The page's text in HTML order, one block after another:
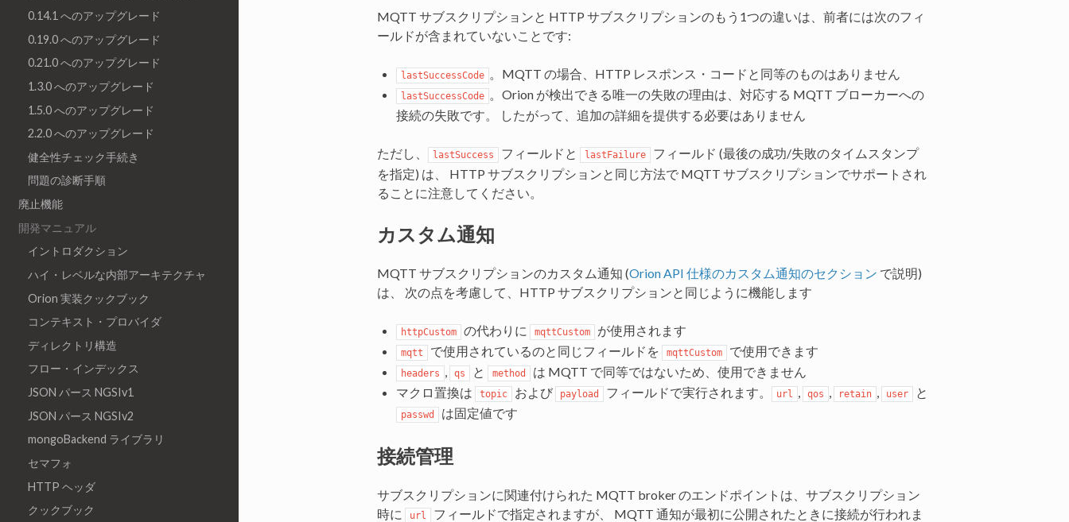
0.14.1 へのアップグレード
0.19.0 へのアップグレード
0.21.0 へのアップグレード
1.3.0 へのアップグレード
1.5.0 へのアップグレード
2.2.0 へのアップグレード
健全性チェック手続き
問題の診断手順
廃止機能
開発マニュアル
イントロダクション
ハイ・レベルな内部アーキテクチャ
Orion 実装クックブック
コンテキスト・プロバイダ
ディレクトリ構造
フロー・インデックス
JSON パース NGSIv1
JSON パース NGSIv2
mongoBackend ライブラリ
セマフォ
HTTP ヘッダ
クックブック
MQTT サブスクリプションと HTTP サブスクリプションのもう1つの違いは、前者には次のフィ
ールドが含まれていないことです:
lastSuccessCode 。MQTT の場合、HTTP レスポンス・コードと同等のものはありません
lastSuccessCode
。Orion が検出できる唯一の失敗の理由は、対応する MQTT ブローカーへの
接続の失敗です。 したがって、追加の詳細を提供する必要はありません
ただし、 lastSuccess フィールドと lastFailure
フィールド (最後の成功/失敗のタイムスタンプ
を指定) は、 HTTP サブスクリプションと同じ方法で MQTT サブスクリプションでサポートされ
ることに注意してください。
カスタム通知
MQTT サブスクリプションのカスタム通知 (Orion API 仕様のカスタム通知のセクション で説明)
は、 次の点を考慮して、HTTP サブスクリプションと同じように機能します
httpCustom の代わりに mqttCustom が使用されます
mqtt で使用されているのと同じフィールドを mqttCustom で使用できます
headers qs と method
は MQTT で同等ではないため、使用できません
マクロ置換は
topic および payload フィールドで実行されます。 url qos retain user と
passwd は固定値です
接続管理
サブスクリプションに関連付けられた MQTT broker のエンドポイントは、サブスクリプション
時に
url
フィールドで指定されますが、 MQTT 通知が最初に公開されたときに接続が行われま